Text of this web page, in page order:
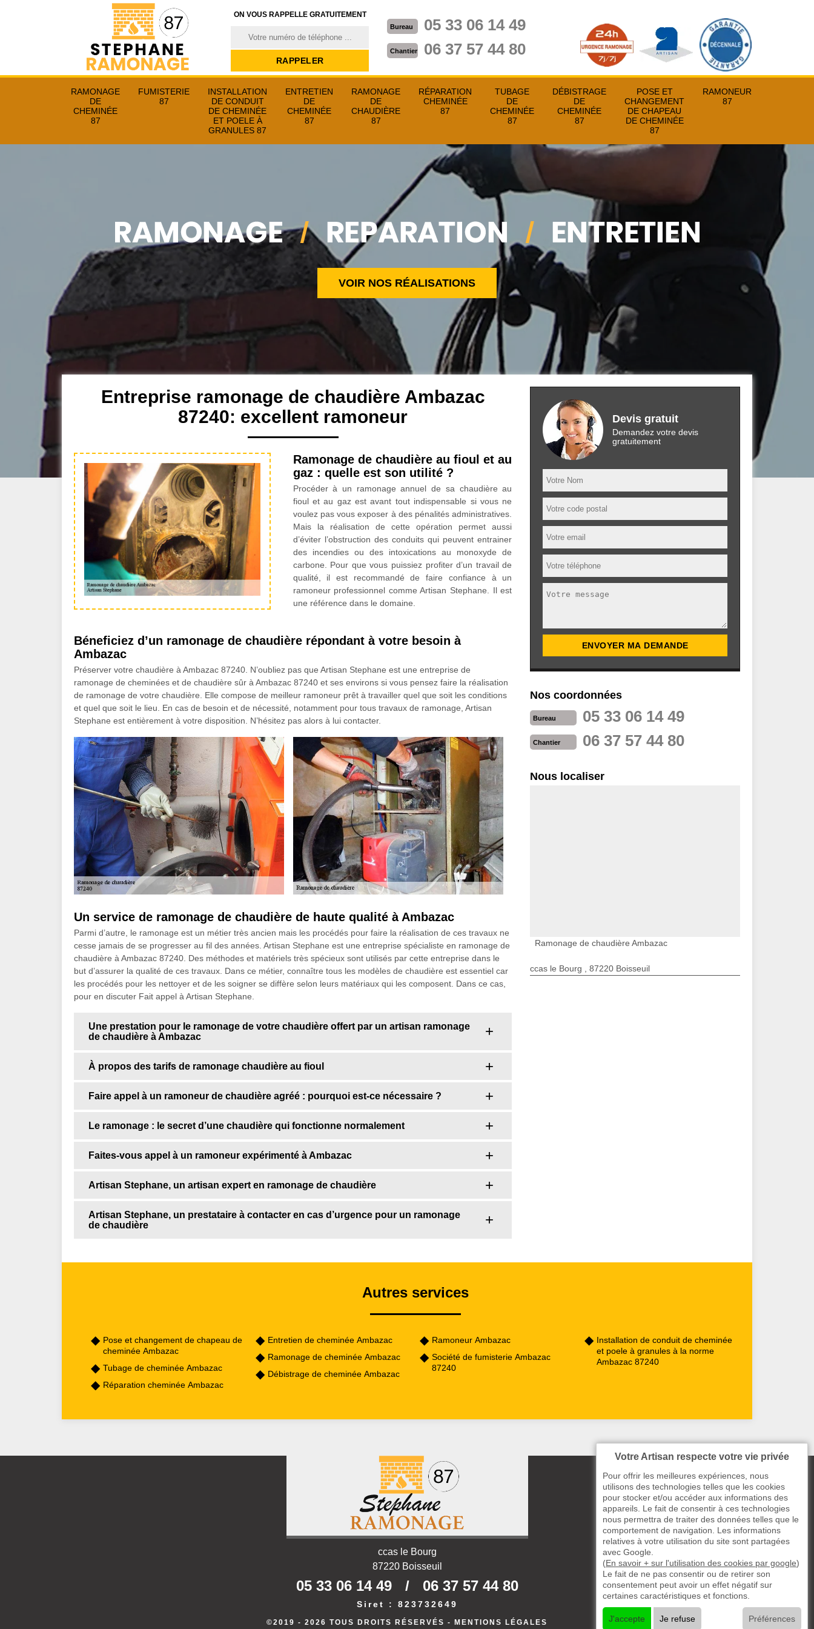
ON VOUS RAPPELLE GRATUITEMENT
Bureau 05 33 06 14 49
Chantier 06 37 57 44 80
RAMONAGE
DE
CHEMINÉE
87
FUMISTERIE
87
INSTALLATION
DE CONDUIT
DE CHEMINÉE
ET POELE À
GRANULES 87
ENTRETIEN
DE
CHEMINÉE
87
RAMONAGE
DE
CHAUDIÈRE
87
RÉPARATION
CHEMINÉE
87
TUBAGE
DE
CHEMINÉE
87
DÉBISTRAGE
DE
CHEMINÉE
87
POSE ET
CHANGEMENT
DE CHAPEAU
DE CHEMINÉE
87
RAMONEUR
87
VOIR NOS RÉALISATIONS
Entreprise ramonage de chaudière Ambazac
87240: excellent ramoneur
Ramonage de chaudière au fioul et au
gaz : quelle est son utilité ?
Procéder à un ramonage annuel de sa chaudière au
fioul et au gaz est avant tout indispensable si vous ne
voulez pas vous exposer à des pénalités administratives.
Mais la réalisation de cette opération permet aussi
d’éviter l’obstruction des conduits qui peuvent entrainer
des incendies ou des intoxications au monoxyde de
carbone. Pour que vous puissiez profiter d’un travail de
qualité, il est recommandé de faire confiance à un
ramoneur professionnel comme Artisan Stephane. Il est
une référence dans le domaine.
Béneficiez d’un ramonage de chaudière répondant à votre besoin à
Ambazac
Préserver votre chaudière à Ambazac 87240. N’oubliez pas que Artisan Stephane est une entreprise de
ramonage de cheminées et de chaudière sûr à Ambazac 87240 et ses environs si vous pensez faire la réalisation
de ramonage de votre chaudière. Elle compose de meilleur ramoneur prêt à travailler quel que soit les conditions
et quel que soit le lieu. En cas de besoin et de nécessité, notamment pour tous travaux de ramonage, Artisan
Stephane est entièrement à votre disposition. N’hésitez pas alors à lui contacter.
Un service de ramonage de chaudière de haute qualité à Ambazac
Parmi d’autre, le ramonage est un métier très ancien mais les procédés pour faire la réalisation de ces travaux ne
cesse jamais de se progresser au fil des années. Artisan Stephane est une entreprise spécialiste en ramonage de
chaudière à Ambazac 87240. Des méthodes et matériels très spécieux sont utilisés par cette entreprise dans le
but d’assurer la qualité de ces travaux. Dans ce métier, connaître tous les modèles de chaudière est essentiel car
les procédés pour les nettoyer et de les soigner se diffère selon leurs matériaux qui les composent. Dans ce cas,
pour en discuter Fait appel à Artisan Stephane.
Une prestation pour le ramonage de votre chaudière offert par un artisan ramonage
de chaudière à Ambazac
À propos des tarifs de ramonage chaudière au fioul
Faire appel à un ramoneur de chaudière agréé : pourquoi est-ce nécessaire ?
Le ramonage : le secret d’une chaudière qui fonctionne normalement
Faites-vous appel à un ramoneur expérimenté à Ambazac
Artisan Stephane, un artisan expert en ramonage de chaudière
Artisan Stephane, un prestataire à contacter en cas d’urgence pour un ramonage
de chaudière
Devis gratuit
Demandez votre devis
gratuitement
Nos coordonnées
Bureau 05 33 06 14 49
Chantier 06 37 57 44 80
Nous localiser
Ramonage de chaudière Ambazac
ccas le Bourg , 87220 Boisseuil
Autres services
Pose et changement de chapeau de
cheminée Ambazac
Tubage de cheminée Ambazac
Réparation cheminée Ambazac
Entretien de cheminée Ambazac
Ramonage de cheminée Ambazac
Débistrage de cheminée Ambazac
Ramoneur Ambazac
Société de fumisterie Ambazac
87240
Installation de conduit de cheminée
et poele à granules à la norme
Ambazac 87240
ccas le Bourg
87220 Boisseuil
05 33 06 14 49 / 06 37 57 44 80
Siret : 823732649
©2019 - 2026 TOUS DROITS RÉSERVÉS - MENTIONS LÉGALES
Votre Artisan respecte votre vie privée
Pour offrir les meilleures expériences, nous
utilisons des technologies telles que les cookies
pour stocker et/ou accéder aux informations des
appareils. Le fait de consentir à ces technologies
nous permettra de traiter des données telles que le
comportement de navigation. Les informations
relatives à votre utilisation du site sont partagées
avec Google.
(En savoir + sur l'utilisation des cookies par google)
Le fait de ne pas consentir ou de retirer son
consentement peut avoir un effet négatif sur
certaines caractéristiques et fonctions.
J'accepte Je refuse Préférences